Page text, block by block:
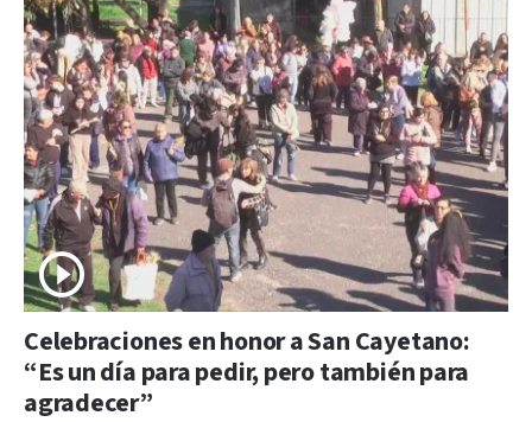
Celebraciones en honor a San Cayetano:
“Es un día para pedir, pero también para
agradecer”